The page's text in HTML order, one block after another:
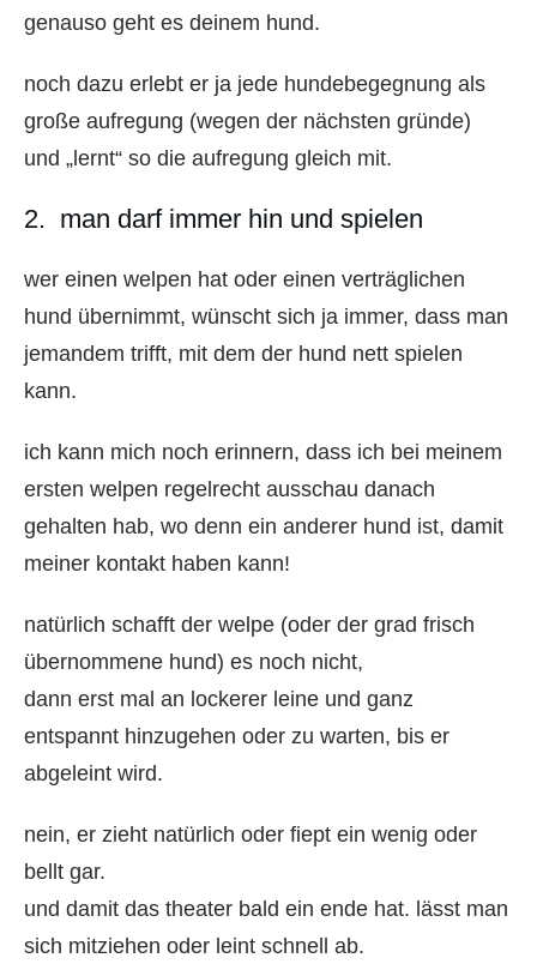
genauso geht es deinem hund.
noch dazu erlebt er ja jede hundebegegnung als
große aufregung (wegen der nächsten gründe)
und „lernt“ so die aufregung gleich mit.
2. man darf immer hin und spielen
wer einen welpen hat oder einen verträglichen
hund übernimmt, wünscht sich ja immer, dass man
jemandem trifft, mit dem der hund nett spielen
kann.
ich kann mich noch erinnern, dass ich bei meinem
ersten welpen regelrecht ausschau danach
gehalten hab, wo denn ein anderer hund ist, damit
meiner kontakt haben kann!
natürlich schafft der welpe (oder der grad frisch
übernommene hund) es noch nicht,
dann erst mal an lockerer leine und ganz
entspannt hinzugehen oder zu warten, bis er
abgeleint wird.
nein, er zieht natürlich oder fiept ein wenig oder
bellt gar.
und damit das theater bald ein ende hat. lässt man
sich mitziehen oder leint schnell ab.